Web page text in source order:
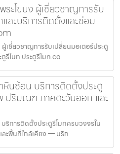
ระโขนง ผู้เชี่ยวชาญการรับ
ละบริการติดตั้งและซ่อม
ผู้เชี่ยวชาญการรับเปลี่ยนมอเตอร์ประตู
รีโมท ประตูรีโมท.co
หินซ้อน บริการติดตั้งประตู
ปริมณฑ ภาคตะวันออก และ
ริการติดตั้งประตูรีโมทครบวงจรใน
ะพื้นที่ใกล้เคียง — บริก